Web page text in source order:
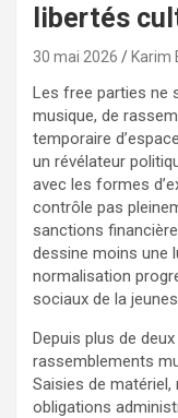
libertés
30 mai 2026 Karim
Les free parties ne
musique, de
temporaire
un révélateur
avec les formes
contrôle pas
sanctions
dessine moins une
normalisation
sociaux de la
Depuis plus de
rassemblements
Saisies de
obligations